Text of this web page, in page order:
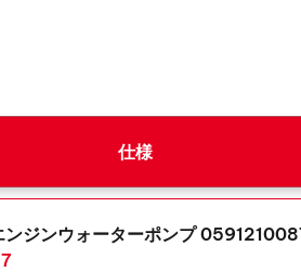
仕様
ンジンウォーターポンプ